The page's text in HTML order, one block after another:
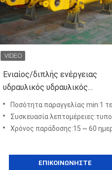
Ενιαίος/διπλής ενέργειας
υδραυλικός υδραυλικός
ανελκυστήρας πυλών
επίπεδος για το φορτηγό
απορρίψεων
Ποσότητα παραγγελίας min:1 τεμάχιο /
Συσκευασία λεπτομέρειες:τυποποιημένο λογισμικό κατά
Χρόνος παράδοσης:15 ~ 60 ημερών εξαρτάται από τον τύπο
ΕΠΙΚΟΙΝΩΝΉΣΤΕ